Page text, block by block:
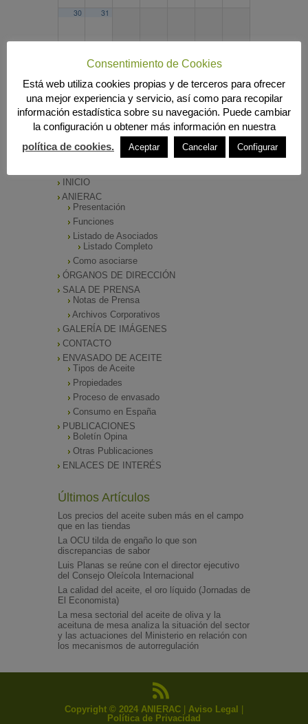
30 31
2025 JUL SEP 2027
Búsqueda
INICIO
ANIERAC
Presentación
Funciones
Listado de Asociados
Listado Completo
Como asociarse
ÓRGANOS DE DIRECCIÓN
SALA DE PRENSA
Notas de Prensa
Archivos Corporativos
GALERÍA DE IMÁGENES
CONTACTO
ENVASADO DE ACEITE
Tipos de Aceite
Propiedades
Proceso de envasado
Consumo en España
PUBLICACIONES
Boletín Opina
Otras Publicaciones
ENLACES DE INTERÉS
Últimos Artículos
Los precios del aceite suben más en el campo
que en las tiendas
La OCU tilda de engaño lo que son
discrepancias de sabor
Luis Planas se reúne con el director ejecutivo
del Consejo Oleícola Internacional
La calidad del aceite, el oro líquido (Jornadas de
El Economista)
La mesa sectorial del aceite de oliva y la
aceituna de mesa analiza la situación del sector
y las actuaciones del Ministerio en relación con
los mecanismos de autorregulación
Copyright © 2024 ANIERAC Aviso Legal
Política de Privacidad
Consentimiento de Cookies
Está web utiliza cookies propias y de terceros para ofrecer
una mejor experiencia y servicio, así como para recopilar
información estadística sobre su navegación. Puede cambiar
la configuración u obtener más información en nuestra
política de cookies.
Aceptar Cancelar Configurar